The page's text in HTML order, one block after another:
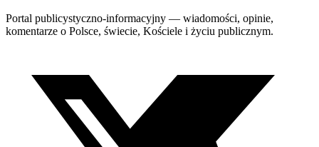
Portal publicystyczno-informacyjny — wiadomości, opinie,
komentarze o Polsce, świecie, Kościele i życiu publicznym.